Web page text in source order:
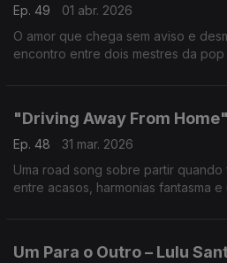
Ep. 49
01 abr. 2026
O amor que chega sem aviso e
encontro entre dois mestres da
"Driving Away From
Ep. 48
31 mar. 2026
Uma road song sobre partir quando
entre acasos, harmonias fantasma e
Um Para o Outro – Lulu